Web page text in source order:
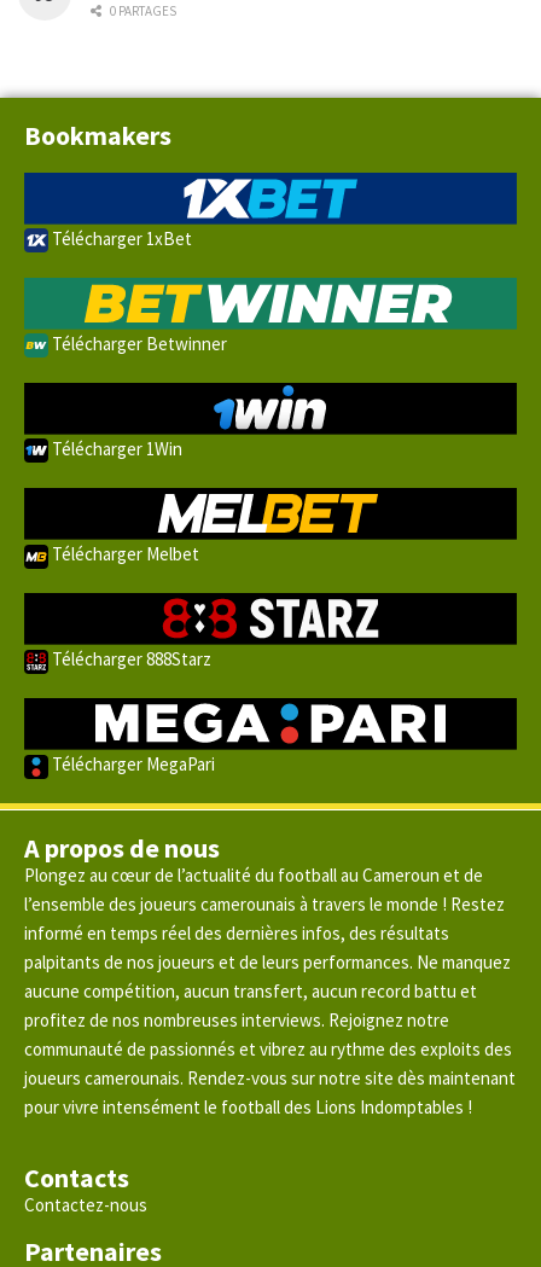
0 PARTAGES
Bookmakers
Télécharger 1xBet
Télécharger Betwinner
Télécharger 1Win
Télécharger Melbet
Télécharger 888Starz
Télécharger MegaPari
A propos de nous
Plongez au cœur de l’actualité du football au Cameroun et de
l’ensemble des joueurs camerounais à travers le monde ! Restez
informé en temps réel des dernières infos, des résultats
palpitants de nos joueurs et de leurs performances. Ne manquez
aucune compétition, aucun transfert, aucun record battu et
profitez de nos nombreuses interviews. Rejoignez notre
communauté de passionnés et vibrez au rythme des exploits des
joueurs camerounais. Rendez-vous sur notre site dès maintenant
pour vivre intensément le football des Lions Indomptables !
Contacts
Contactez-nous
Partenaires